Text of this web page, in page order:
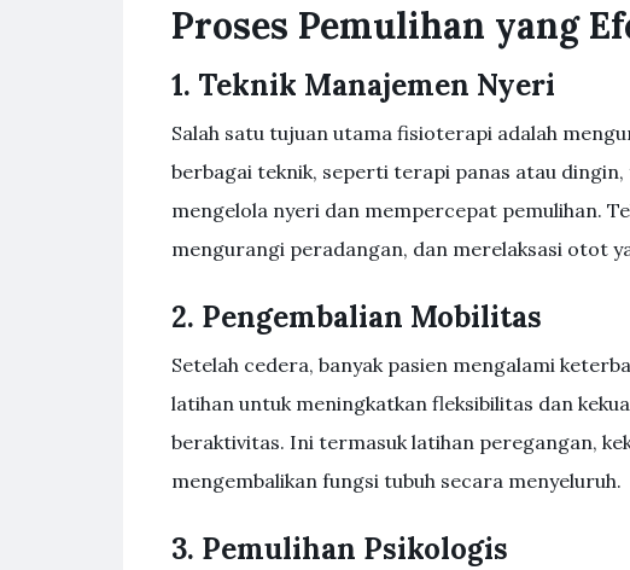
Proses Pemulihan yang
1. Teknik Manajemen Nyeri
Salah satu tujuan utama fisioterapi adalah
berbagai teknik, seperti terapi panas atau
mengelola nyeri dan mempercepat pemulihan.
mengurangi peradangan, dan merelaksasi otot
2. Pengembalian Mobilitas
Setelah cedera, banyak pasien mengalami
latihan untuk meningkatkan fleksibilitas dan
beraktivitas. Ini termasuk latihan peregangan,
mengembalikan fungsi tubuh secara menyeluruh.
3. Pemulihan Psikologis